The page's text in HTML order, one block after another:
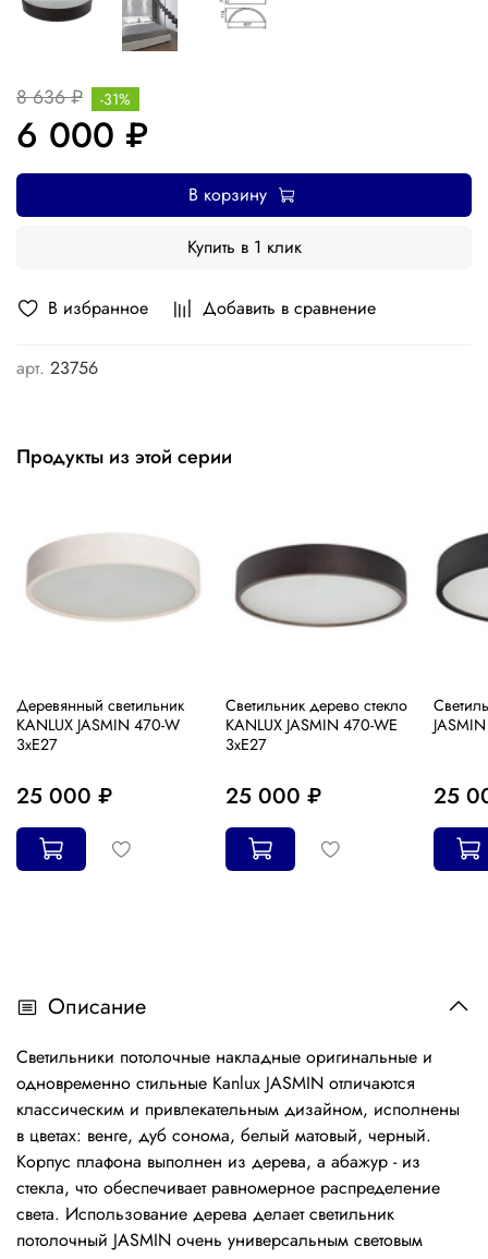
В избранное Добавить в сравнение
арт. 23756
8 636 ₽
6 000 ₽
-31%
В корзину
Купить в 1 клик
Продукты из этой серии
Деревянный светильник
KANLUX JASMIN 470-W
3хЕ27
25 000 ₽
Светильник дерево стекло
KANLUX JASMIN 470-WE
3хЕ27
25 000 ₽ 25
Описание
Светильники потолочные накладные оригинальные и
одновременно стильные Kanlux JASMIN отличаются
классическим и привлекательным дизайном, исполнены
в цветах: венге, дуб сонома, белый матовый, черный.
Корпус плафона выполнен из дерева, а абажур - из
стекла, что обеспечивает равномерное распределение
света. Использование дерева делает светильник
потолочный JASMIN очень универсальным световым